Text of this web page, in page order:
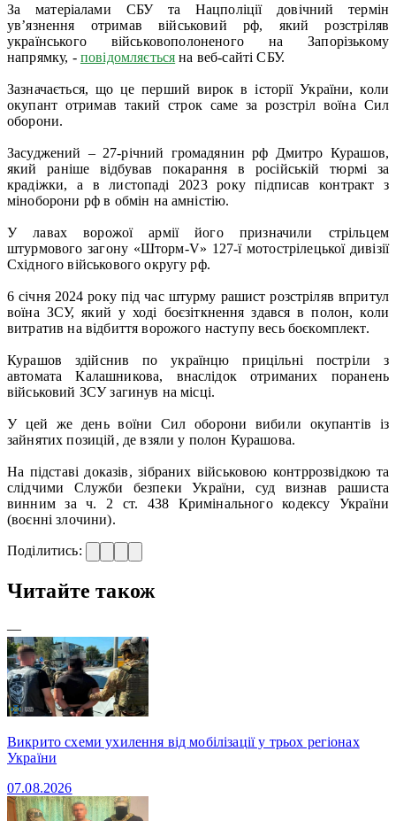
За матеріалами СБУ та Нацполіції довічний термін
ув’язнення отримав військовий рф, який розстріляв
українського військовополоненого на Запорізькому
напрямку, - повідомляється на веб-сайті СБУ.
Зазначається, що це перший вирок в історії України, коли
окупант отримав такий строк саме за розстріл воїна Сил
оборони.
Засуджений – 27-річний громадянин рф Дмитро Курашов,
який раніше відбував покарання в російській тюрмі за
крадіжки, а в листопаді 2023 року підписав контракт з
міноборони рф в обмін на амністію.
У лавах ворожої армії його призначили стрільцем
штурмового загону «Шторм-V» 127-ї мотострілецької дивізії
Східного військового округу рф.
6 січня 2024 року під час штурму рашист розстріляв впритул
воїна ЗСУ, який у ході боєзіткнення здався в полон, коли
витратив на відбиття ворожого наступу весь боєкомплект.
Курашов здійснив по українцю прицільні постріли з
автомата Калашникова, внаслідок отриманих поранень
військовий ЗСУ загинув на місці.
У цей же день воїни Сил оборони вибили окупантів із
зайнятих позицій, де взяли у полон Курашова.
На підставі доказів, зібраних військовою контррозвідкою та
слідчими Служби безпеки України, суд визнав рашиста
винним за ч. 2 ст. 438 Кримінального кодексу України
(воєнні злочини).
Поділитись:
Читайте також
—
Викрито схеми ухилення від мобілізації у трьох регіонах
України
07.08.2026